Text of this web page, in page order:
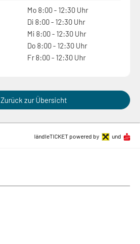
Mo 8:00 - 12:30 Uhr
Di 8:00 - 12:30 Uhr
Mi 8:00 - 12:30 Uhr
Do 8:00 - 12:30 Uhr
Fr 8:00 - 12:30 Uhr
Zurück zur Übersicht
ländleTICKET powered by und